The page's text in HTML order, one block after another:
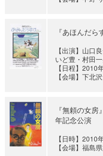
『あほんだら
【出演】山口
いど豊・村田
【日程】2010
【会場】下北
『無頼の女
年記念公演
【日時】2010
【会場】福島